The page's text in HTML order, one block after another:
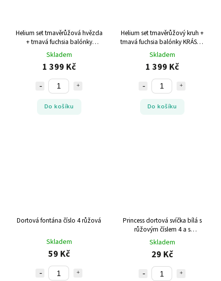
Helium set tmavěrůžová hvězda
+ tmavá fuchsia balónky
KRÁSNÉ NAROZENINY
Skladem
1 399 Kč
Do košíku
Helium set tmavěrůžový kruh +
tmavá fuchsia balónky KRÁSNÉ
NAROZENINY
Skladem
1 399 Kč
Do košíku
Dortová fontána číslo 4 růžová
Skladem
59 Kč
Princess dortová svíčka bílá s
růžovým číslem 4 a s
princeznou
Skladem
29 Kč